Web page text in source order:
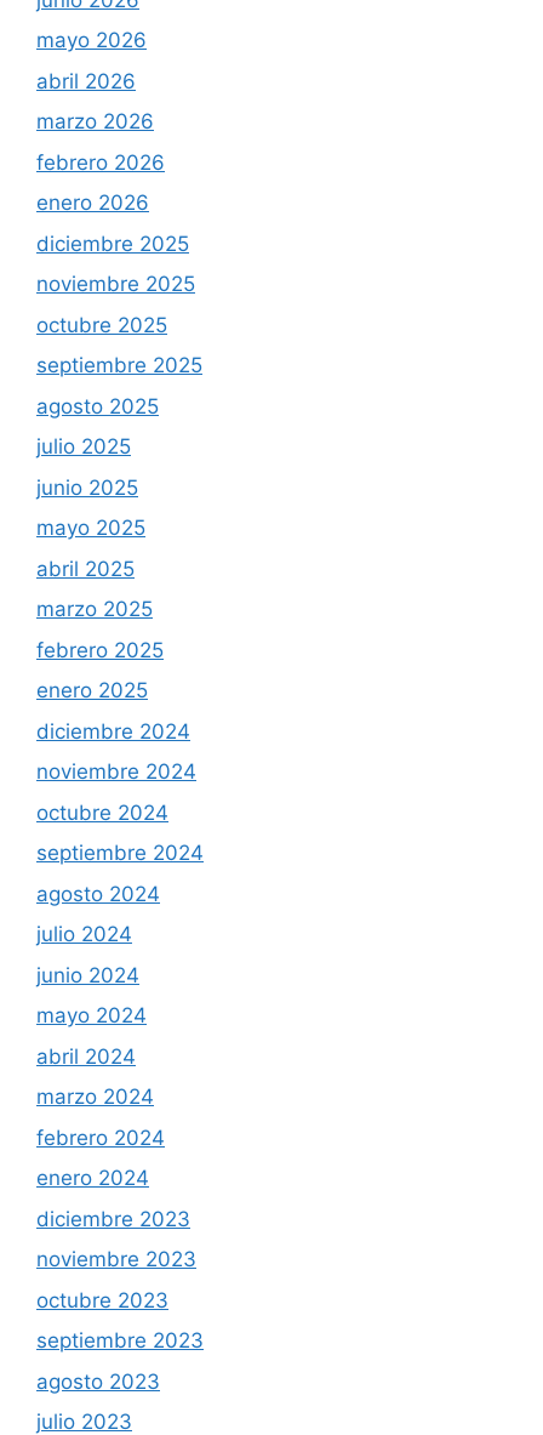
mayo 2026
abril 2026
marzo 2026
febrero 2026
enero 2026
diciembre 2025
noviembre 2025
octubre 2025
septiembre 2025
agosto 2025
julio 2025
junio 2025
mayo 2025
abril 2025
marzo 2025
febrero 2025
enero 2025
diciembre 2024
noviembre 2024
octubre 2024
septiembre 2024
agosto 2024
julio 2024
junio 2024
mayo 2024
abril 2024
marzo 2024
febrero 2024
enero 2024
diciembre 2023
noviembre 2023
octubre 2023
septiembre 2023
agosto 2023
julio 2023